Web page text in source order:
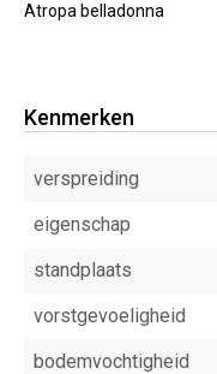
Atropa belladonna
Kenmerken
verspreiding
eigenschap
standplaats
vorstgevoeligheid
bodemvochtigheid